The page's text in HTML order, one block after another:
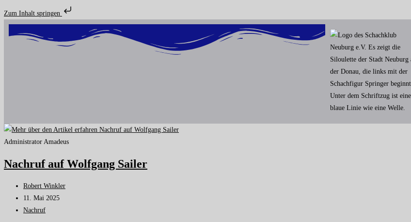
Zum Inhalt springen
Administrator Amadeus
Nachruf auf Wolfgang Sailer
Robert Winkler
11. Mai 2025
Nachruf